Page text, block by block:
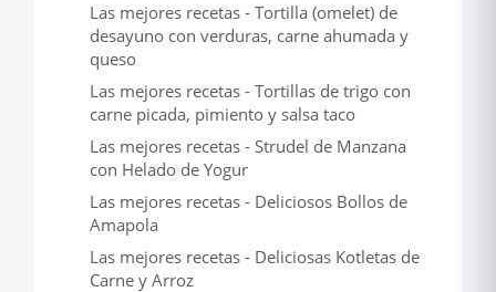
Las mejores recetas - Tortilla (omelet) de
desayuno con verduras, carne ahumada y
queso
Las mejores recetas - Tortillas de trigo con
carne picada, pimiento y salsa taco
Las mejores recetas - Strudel de Manzana
con Helado de Yogur
Las mejores recetas - Deliciosos Bollos de
Amapola
Las mejores recetas - Deliciosas Kotletas de
Carne y Arroz